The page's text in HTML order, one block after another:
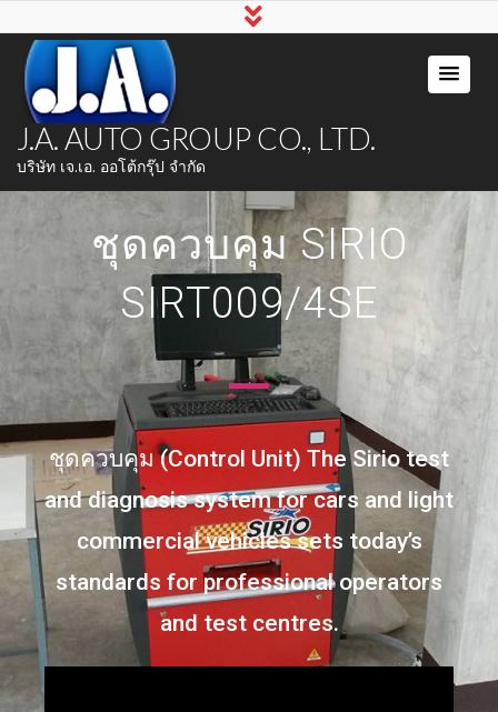
J.A. AUTO GROUP CO., LTD.
บริษัท เจ.เอ. ออโต้กรุ๊ป จำกัด
ชุดควบคุม SIRIO
SIRT009/4SE
ชุดควบคุม (Control Unit) The Sirio test
and diagnosis system for cars and light
commercial vehicles sets today’s
standards for professional operators
and test centres.